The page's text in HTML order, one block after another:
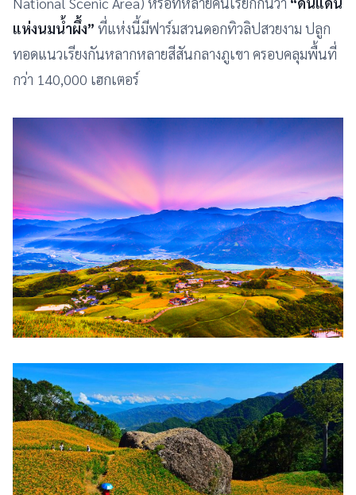
แห่งนมน้ำผึ้ง” ที่แห่งนี้มีฟาร์มสวนดอกทิวลิปสวยงาม ปลูก
ทอดแนวเรียงกันหลากหลายสีสันกลางภูเขา ครอบคลุมพื้นที่
กว่า 140,000 เฮกเตอร์